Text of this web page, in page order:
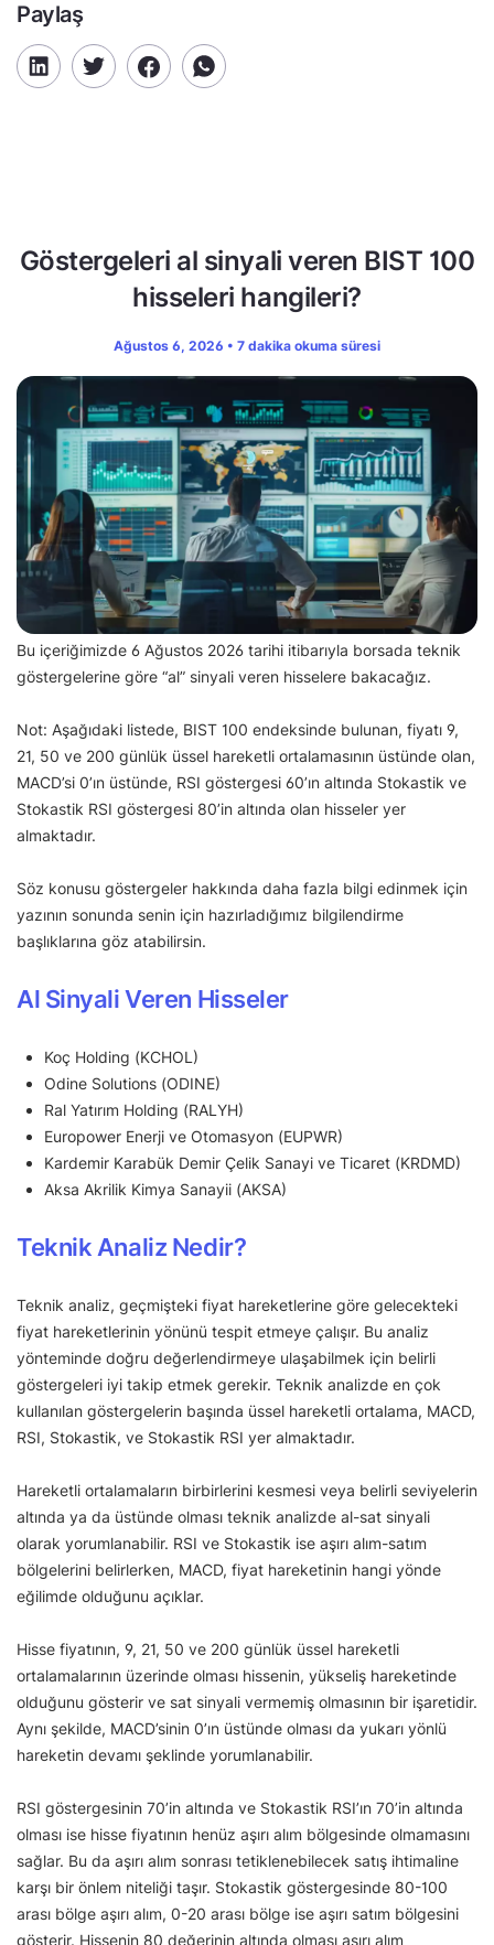
Paylaş
Göstergeleri al sinyali veren BIST 100
hisseleri hangileri?
Ağustos 6, 2026 • 7 dakika okuma süresi
Bu içeriğimizde 6 Ağustos 2026 tarihi itibarıyla borsada teknik
göstergelerine göre “al” sinyali veren hisselere bakacağız.
Not: Aşağıdaki listede, BIST 100 endeksinde bulunan, fiyatı 9,
21, 50 ve 200 günlük üssel hareketli ortalamasının üstünde olan,
MACD’si 0’ın üstünde, RSI göstergesi 60’ın altında Stokastik ve
Stokastik RSI göstergesi 80’in altında olan hisseler yer
almaktadır.
Söz konusu göstergeler hakkında daha fazla bilgi edinmek için
yazının sonunda senin için hazırladığımız bilgilendirme
başlıklarına göz atabilirsin.
Al Sinyali Veren Hisseler
Koç Holding (KCHOL)
Odine Solutions (ODINE)
Ral Yatırım Holding (RALYH)
Europower Enerji ve Otomasyon (EUPWR)
Kardemir Karabük Demir Çelik Sanayi ve Ticaret (KRDMD)
Aksa Akrilik Kimya Sanayii (AKSA)
Teknik Analiz Nedir?
Teknik analiz, geçmişteki fiyat hareketlerine göre gelecekteki
fiyat hareketlerinin yönünü tespit etmeye çalışır. Bu analiz
yönteminde doğru değerlendirmeye ulaşabilmek için belirli
göstergeleri iyi takip etmek gerekir. Teknik analizde en çok
kullanılan göstergelerin başında üssel hareketli ortalama, MACD,
RSI, Stokastik, ve Stokastik RSI yer almaktadır.
Hareketli ortalamaların birbirlerini kesmesi veya belirli seviyelerin
altında ya da üstünde olması teknik analizde al-sat sinyali
olarak yorumlanabilir. RSI ve Stokastik ise aşırı alım-satım
bölgelerini belirlerken, MACD, fiyat hareketinin hangi yönde
eğilimde olduğunu açıklar.
Hisse fiyatının, 9, 21, 50 ve 200 günlük üssel hareketli
ortalamalarının üzerinde olması hissenin, yükseliş hareketinde
olduğunu gösterir ve sat sinyali vermemiş olmasının bir işaretidir.
Aynı şekilde, MACD’sinin 0’ın üstünde olması da yukarı yönlü
hareketin devamı şeklinde yorumlanabilir.
RSI göstergesinin 70’in altında ve Stokastik RSI’ın 70’in altında
olması ise hisse fiyatının henüz aşırı alım bölgesinde olmamasını
sağlar. Bu da aşırı alım sonrası tetiklenebilecek satış ihtimaline
karşı bir önlem niteliği taşır. Stokastik göstergesinde 80-100
arası bölge aşırı alım, 0-20 arası bölge ise aşırı satım bölgesini
gösterir. Hissenin 80 değerinin altında olması aşırı alım